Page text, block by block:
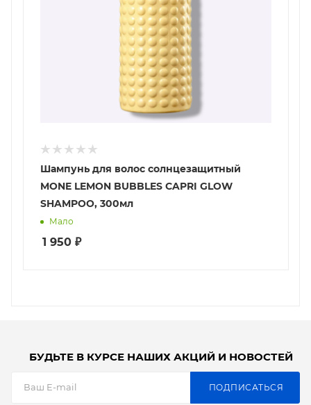
Шампунь для волос солнцезащитный
MONE LEMON BUBBLES CAPRI GLOW
SHAMPOO, 300мл
Мало
1 950 ₽
БУДЬТЕ В КУРСЕ НАШИХ АКЦИЙ И НОВОСТЕЙ
ПОДПИСАТЬСЯ